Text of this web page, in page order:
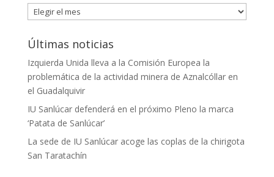
Publicaciones
Últimas noticias
Izquierda Unida lleva a la Comisión Europea la
problemática de la actividad minera de Aznalcóllar en
el Guadalquivir
IU Sanlúcar defenderá en el próximo Pleno la marca
‘Patata de Sanlúcar’
La sede de IU Sanlúcar acoge las coplas de la chirigota
San Taratachín